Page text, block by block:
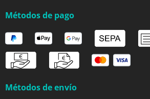
Métodos de pago
Métodos de envío